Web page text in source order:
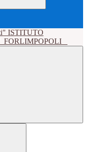
ISTITUTO
FORLIMPOPOLI